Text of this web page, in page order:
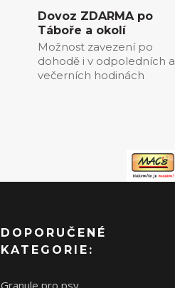
Dovoz ZDARMA po
Táboře a okolí
Možnost zavezení po
dohodě i v odpoledních a
večerních hodinách
DOPORUČENÉ
KATEGORIE:
Granule pro psy